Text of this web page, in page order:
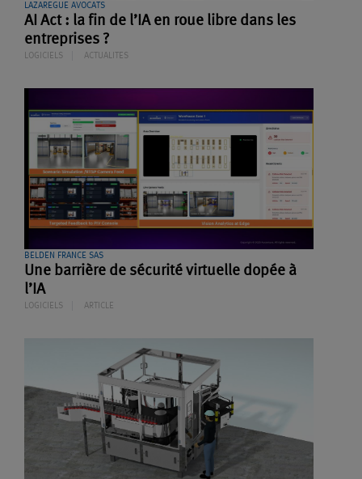
LAZAREGUE AVOCATS
AI Act : la fin de l’IA en roue libre dans les
entreprises ?
LOGICIELS ACTUALITES
BELDEN FRANCE SAS
Une barrière de sécurité virtuelle dopée à
l’IA
LOGICIELS ARTICLE